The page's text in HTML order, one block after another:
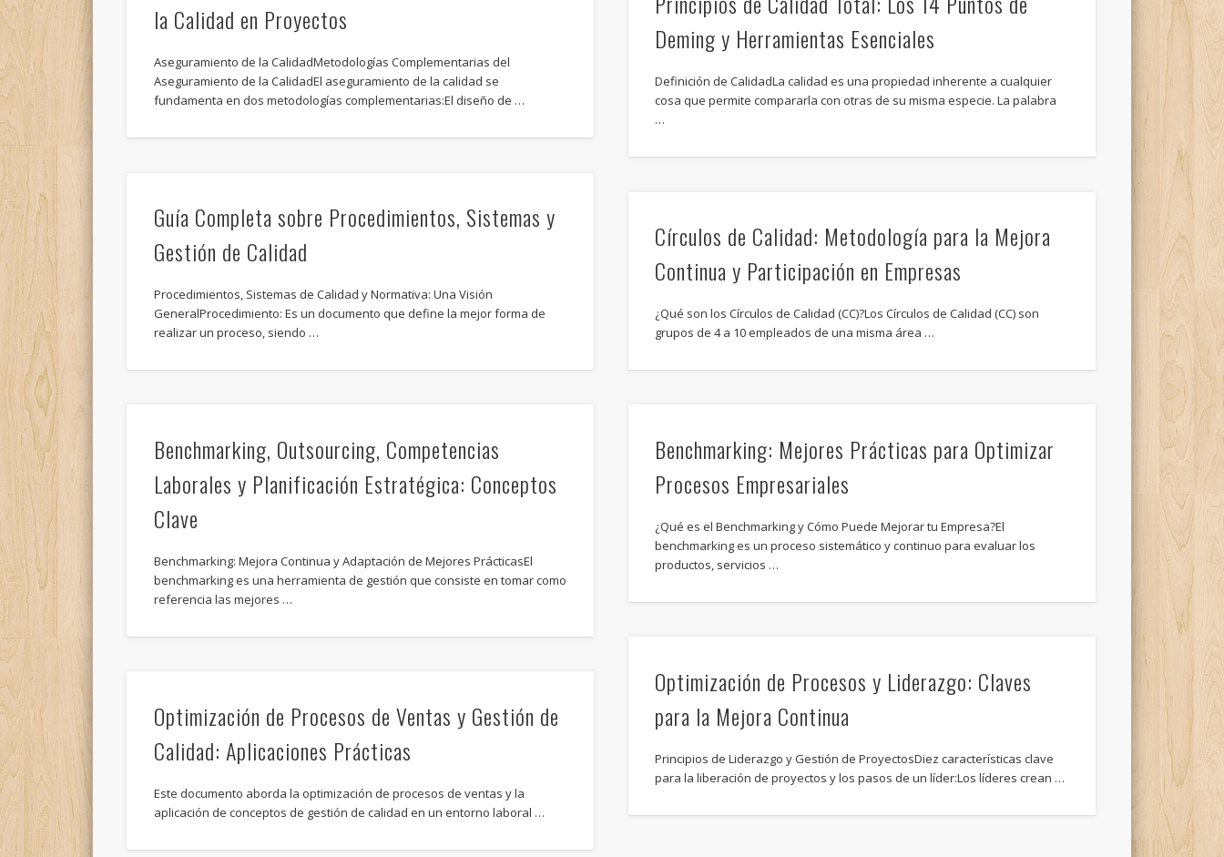
la Calidad en Proyectos
Aseguramiento de la CalidadMetodologías Complementarias del
Aseguramiento de la CalidadEl aseguramiento de la calidad se
fundamenta en dos metodologías complementarias:El diseño de …
Deming y Herramientas Esenciales
Definición de CalidadLa calidad es una propiedad inherente a cualquier
cosa que permite compararla con otras de su misma especie. La palabra
…
Guía Completa sobre Procedimientos, Sistemas y
Gestión de Calidad
Procedimientos, Sistemas de Calidad y Normativa: Una Visión
GeneralProcedimiento: Es un documento que define la mejor forma de
realizar un proceso, siendo …
Círculos de Calidad: Metodología para la Mejora
Continua y Participación en Empresas
¿Qué son los Círculos de Calidad (CC)?Los Círculos de Calidad (CC) son
grupos de 4 a 10 empleados de una misma área …
Benchmarking, Outsourcing, Competencias
Laborales y Planificación Estratégica: Conceptos
Clave
Benchmarking: Mejora Continua y Adaptación de Mejores PrácticasEl
benchmarking es una herramienta de gestión que consiste en tomar como
referencia las mejores …
Benchmarking: Mejores Prácticas para Optimizar
Procesos Empresariales
¿Qué es el Benchmarking y Cómo Puede Mejorar tu Empresa?El
benchmarking es un proceso sistemático y continuo para evaluar los
productos, servicios …
Optimización de Procesos y Liderazgo: Claves
para la Mejora Continua
Principios de Liderazgo y Gestión de ProyectosDiez características clave
para la liberación de proyectos y los pasos de un líder:Los líderes crean …
Optimización de Procesos de Ventas y Gestión de
Calidad: Aplicaciones Prácticas
Este documento aborda la optimización de procesos de ventas y la
aplicación de conceptos de gestión de calidad en un entorno laboral …